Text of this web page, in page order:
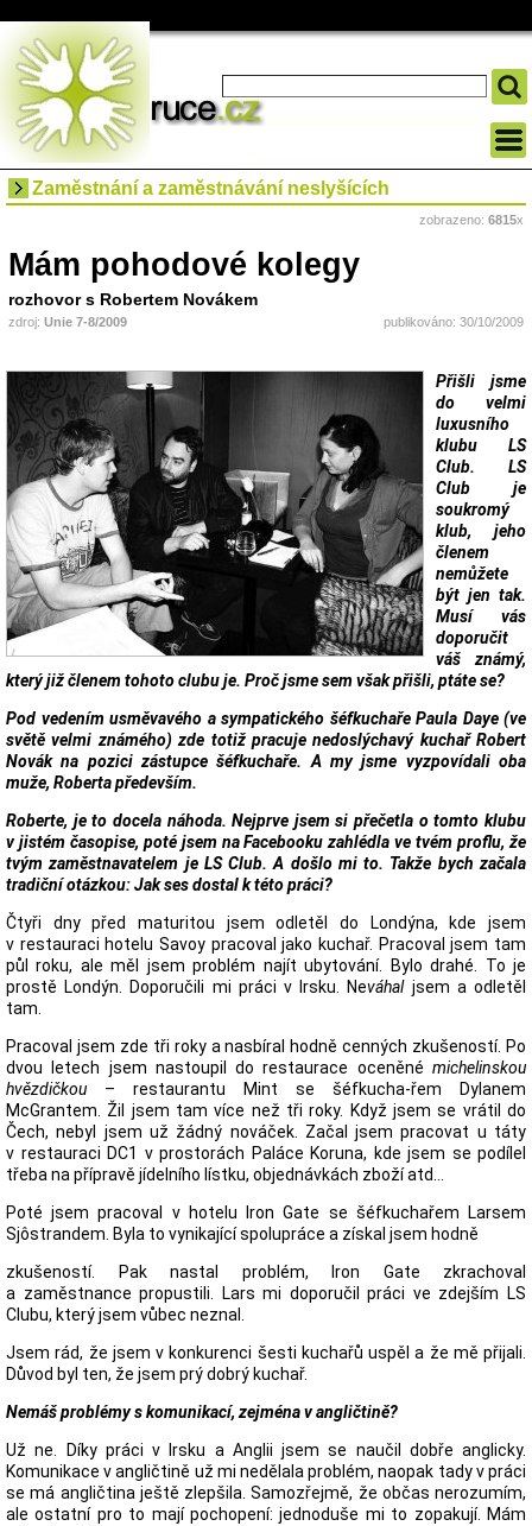
Zaměstnání a zaměstnávání neslyšících
zobrazeno: 6815x
Mám pohodové kolegy
rozhovor s Robertem Novákem
zdroj: Unie 7-8/2009 publikováno: 30/10/2009
Přišli jsme
do velmi
luxusního
klubu LS
Club. LS
Club je
soukromý
klub, jeho
členem
nemůžete
být jen tak.
Musí vás
doporučit
váš známý,
který již členem tohoto clubu je. Proč jsme sem však přišli, ptáte se?
Pod vedením usměvavého a sympatického šéfkuchaře Paula Daye (ve
světě velmi známého) zde totiž pracuje nedoslýchavý kuchař Robert
Novák na pozici zástupce šéfkuchaře. A my jsme vyzpovídali oba
muže, Roberta především.
Roberte, je to docela náhoda. Nejprve jsem si přečetla o tomto klubu
v jistém časopise, poté jsem na Facebooku zahlédla ve tvém proflu, že
tvým zaměstnavatelem je LS Club. A došlo mi to. Takže bych začala
tradiční otázkou: Jak ses dostal k této práci?
Čtyři dny před maturitou jsem odletěl do Londýna, kde jsem
v restauraci hotelu Savoy pracoval jako kuchař. Pracoval jsem tam
půl roku, ale měl jsem problém najít ubytování. Bylo drahé. To je
prostě Londýn. Doporučili mi práci v Irsku. Neváhal jsem a odletěl
tam.
Pracoval jsem zde tři roky a nasbíral hodně cenných zkušeností. Po
dvou letech jsem nastoupil do restaurace oceněné michelinskou
hvězdičkou – restaurantu Mint se šéfkucha-řem Dylanem
McGrantem. Žil jsem tam více než tři roky. Když jsem se vrátil do
Čech, nebyl jsem už žádný nováček. Začal jsem pracovat u táty
v restauraci DC1 v prostorách Paláce Koruna, kde jsem se podílel
třeba na přípravě jídelního lístku, objednávkách zboží atd…
Poté jsem pracoval v hotelu Iron Gate se šéfkuchařem Larsem
Sjôstrandem. Byla to vynikající spolupráce a získal jsem hodně
zkušeností. Pak nastal problém, Iron Gate zkrachoval
a zaměstnance propustili. Lars mi doporučil práci ve zdejším LS
Clubu, který jsem vůbec neznal.
Jsem rád, že jsem v konkurenci šesti kuchařů uspěl a že mě přijali.
Důvod byl ten, že jsem prý dobrý kuchař.
Nemáš problémy s komunikací, zejména v angličtině?
Už ne. Díky práci v Irsku a Anglii jsem se naučil dobře anglicky.
Komunikace v angličtině už mi nedělala problém, naopak tady v práci
se má angličtina ještě zlepšila. Samozřejmě, že občas nerozumím,
ale ostatní pro to mají pochopení: jednoduše mi to zopakují. Mám